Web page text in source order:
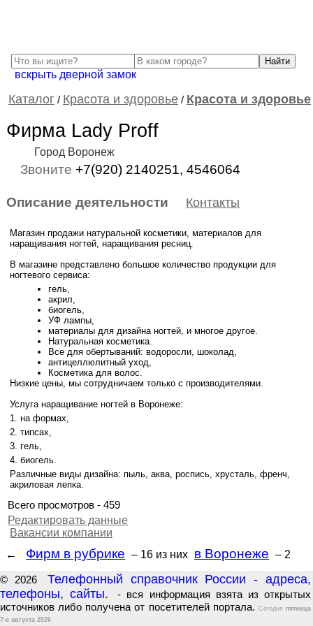
вскрыть дверной замок
Каталог / Красота и здоровье / Красота и здоровье
Фирма Lady Proff
Город Воронеж
Звоните +7(920) 2140251, 4546064
Описание деятельности Контакты
Магазин продажи натуральной косметики, материалов для
наращивания ногтей, наращивания ресниц.
В магазине представлено большое количество продукции для
ногтевого сервиса:
гель,
акрил,
биогель,
УФ лампы,
материалы для дизайна ногтей, и многое другое.
Натуральная косметика.
Все для обертываний: водоросли, шоколад,
антицеллюлитный уход,
Косметика для волос.
Низкие цены, мы сотрудничаем только с производителями.
Услуга наращивание ногтей в Воронеже:
на формах,
типсах,
гель,
биогель.
Различные виды дизайна: пыль, аква, роспись, хрусталь, френч,
акриловая лепка.
Всего просмотров - 459
Редактировать данные
Вакансии компании
←
Фирм в рубрике – 16 из них в Воронеже – 2
© 2026
Телефонный справочник России - адреса,
телефоны, сайты.
- вся информация взята из открытых
источников либо получена от посетителей портала. Сегодняпятница
7-е августа 2026